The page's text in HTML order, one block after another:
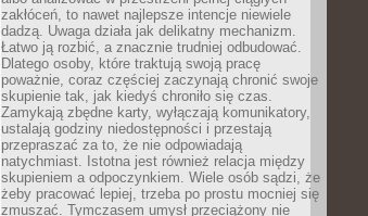
zakłóceń, to nawet najlepsze intencje niewiele
dadzą. Uwaga działa jak delikatny mechanizm.
Łatwo ją rozbić, a znacznie trudniej odbudować.
Dlatego osoby, które traktują swoją pracę
poważnie, coraz częściej zaczynają chronić swoje
skupienie tak, jak kiedyś chroniło się czas.
Zamykają zbędne karty, wyłączają komunikatory,
ustalają godziny niedostępności i przestają
przepraszać za to, że nie odpowiadają
natychmiast. Istotna jest również relacja między
skupieniem a odpoczynkiem. Wiele osób sądzi, że
żeby pracować lepiej, trzeba po prostu mocniej się
zmuszać. Tymczasem umysł przeciążony nie